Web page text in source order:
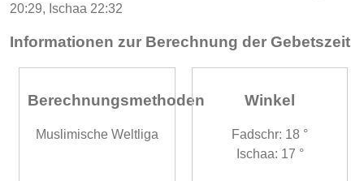
20:29, Ischaa 22:32
Informationen zur Berechnung der Gebetszeit
Berechnungsmethoden
Muslimische Weltliga
Winkel
Fadschr: 18 °
Ischaa: 17 °